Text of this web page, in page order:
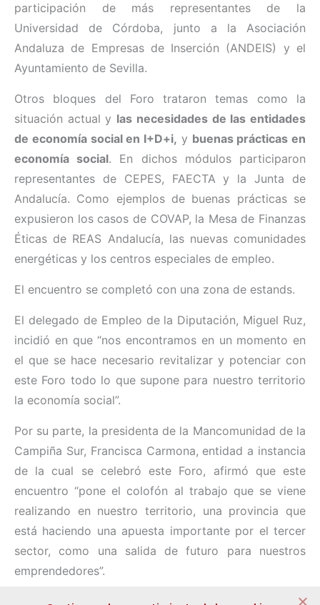
participación de más representantes de la
Universidad de Córdoba, junto a la Asociación
Andaluza de Empresas de Inserción (ANDEIS) y el
Ayuntamiento de Sevilla.
Otros bloques del Foro trataron temas como la
situación actual y las necesidades de las entidades
de economía social en I+D+i, y buenas prácticas en
economía social. En dichos módulos participaron
representantes de CEPES, FAECTA y la Junta de
Andalucía. Como ejemplos de buenas prácticas se
expusieron los casos de COVAP, la Mesa de Finanzas
Éticas de REAS Andalucía, las nuevas comunidades
energéticas y los centros especiales de empleo.
El encuentro se completó con una zona de estands.
El delegado de Empleo de la Diputación, Miguel Ruz,
incidió en que “nos encontramos en un momento en
el que se hace necesario revitalizar y potenciar con
este Foro todo lo que supone para nuestro territorio
la economía social”.
Por su parte, la presidenta de la Mancomunidad de la
Campiña Sur, Francisca Carmona, entidad a instancia
de la cual se celebró este Foro, afirmó que este
encuentro “pone el colofón al trabajo que se viene
realizando en nuestro territorio, una provincia que
está haciendo una apuesta importante por el tercer
sector, como una salida de futuro para nuestros
emprendedores”.